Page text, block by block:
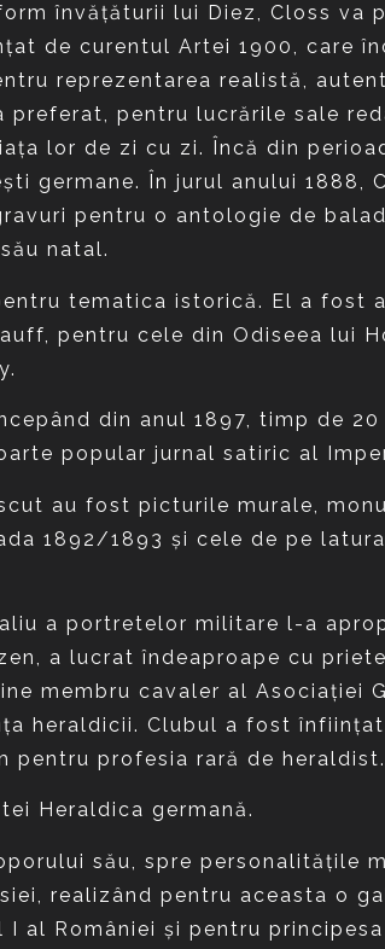
învăţăturii lui Diez, Closs va
de curentul Artei 1900, care
reprezentarea realistă,
pentru lucrările sale
lor de zi cu zi. Încă din
germane. În jurul anului 1888,
pentru o antologie de
natal.
tematica istorică. El a fost
pentru cele din Odiseea lui
din anul 1897, timp de
popular jurnal satiric al
au fost picturile murale,
1892/1893 şi cele de pe
a portretelor militare l-a
a lucrat îndeaproape cu
membru cavaler al Asociaţiei
heraldicii. Clubul a fost
pentru profesia rară de heraldist.
Heraldica germană.
său, spre personalităţile
realizând pentru aceasta o
al României şi pentru principesa